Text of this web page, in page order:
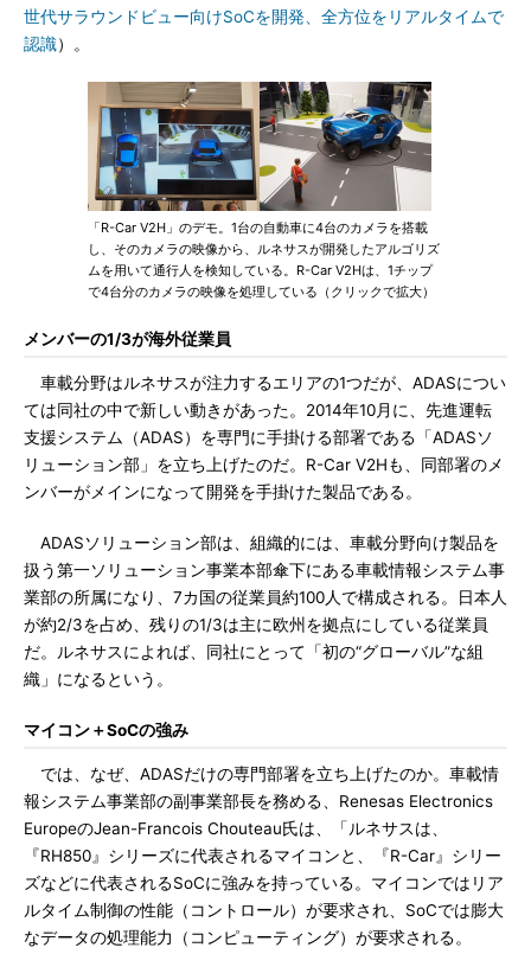
世代サラウンドビュー向けSoCを開発、全方位をリアルタイムで
認識）。
「R-Car V2H」のデモ。1台の自動車に4台のカメラを搭載
し、そのカメラの映像から、ルネサスが開発したアルゴリズ
ムを用いて通行人を検知している。R-Car V2Hは、1チップ
で4台分のカメラの映像を処理している（クリックで拡大）
メンバーの1/3が海外従業員
車載分野はルネサスが注力するエリアの1つだが、ADASについ
ては同社の中で新しい動きがあった。2014年10月に、先進運転
支援システム（ADAS）を専門に手掛ける部署である「ADASソ
リューション部」を立ち上げたのだ。R-Car V2Hも、同部署のメ
ンバーがメインになって開発を手掛けた製品である。
ADASソリューション部は、組織的には、車載分野向け製品を
扱う第一ソリューション事業本部傘下にある車載情報システム事
業部の所属になり、7カ国の従業員約100人で構成される。日本人
が約2/3を占め、残りの1/3は主に欧州を拠点にしている従業員
だ。ルネサスによれば、同社にとって「初の“グローバル”な組
織」になるという。
マイコン＋SoCの強み
では、なぜ、ADASだけの専門部署を立ち上げたのか。車載情
報システム事業部の副事業部長を務める、Renesas Electronics
EuropeのJean-Francois Chouteau氏は、「ルネサスは、
『RH850』シリーズに代表されるマイコンと、『R-Car』シリー
ズなどに代表されるSoCに強みを持っている。マイコンではリア
ルタイム制御の性能（コントロール）が要求され、SoCでは膨大
なデータの処理能力（コンピューティング）が要求される。